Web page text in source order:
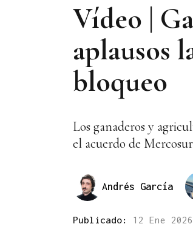
Vídeo |
aplausos
bloqueo
Los ganaderos y
el acuerdo de
Andrés García
Publicado: 12 Ene